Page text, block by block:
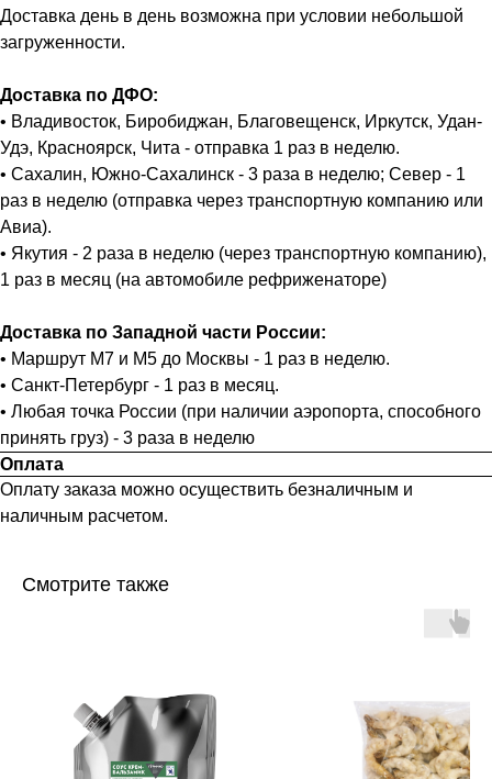
Доставка день в день возможна при условии небольшой
загруженности.
Доставка по ДФО:
• Владивосток, Биробиджан, Благовещенск, Иркутск, Удан-
Удэ, Красноярск, Чита - отправка 1 раз в неделю.
• Сахалин, Южно-Сахалинск - 3 раза в неделю; Север - 1
раз в неделю (отправка через транспортную компанию или
Авиа).
• Якутия - 2 раза в неделю (через транспортную компанию),
1 раз в месяц (на автомобиле рефриженаторе)
Доставка по Западной части России:
• Маршрут М7 и М5 до Москвы - 1 раз в неделю.
• Санкт-Петербург - 1 раз в месяц.
• Любая точка России (при наличии аэропорта, способного
принять груз) - 3 раза в неделю
Оплата
Оплату заказа можно осуществить безналичным и
наличным расчетом.
Смотрите также